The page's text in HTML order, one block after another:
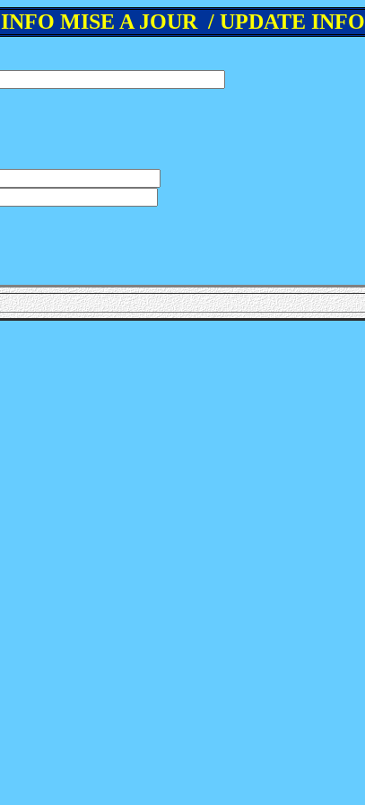
INFO MISE A JOUR / UPDATE INFO